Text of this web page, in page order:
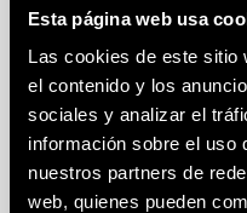
Esta página web usa
Las cookies de este sitio
el contenido y los
sociales y analizar el
información sobre el uso
nuestros partners de
web, quienes pueden